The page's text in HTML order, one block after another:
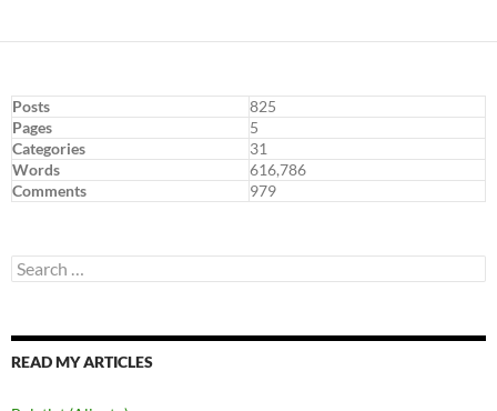
Posts
825
Pages
5
Categories
31
Words
616,786
Comments
979
Search
for:
READ MY ARTICLES